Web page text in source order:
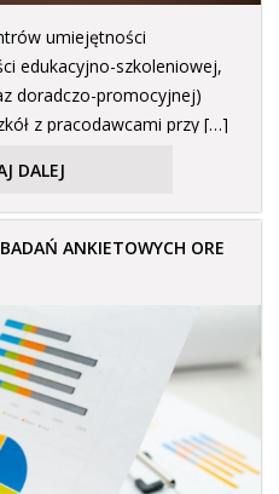
umiejętności
edukacyjno-szkoleniowej,
doradczo-promocyjnej)
z pracodawcami przy […]
DALEJ
ANKIETOWYCH ORE